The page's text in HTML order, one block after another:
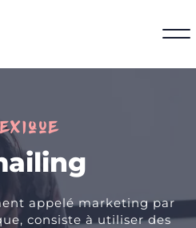
appelé marketing par
consiste à utiliser des